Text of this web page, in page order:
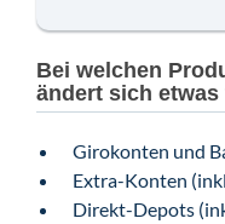
Bei welchen
ändert sich
Girokonten und
Extra-Konten
Direkt-Depots